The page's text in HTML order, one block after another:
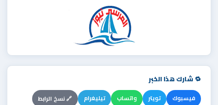
🔁 شارك هذا الخبر
فيسبوك تويتر واتساب تيليغرام 🔗 نسخ الرابط